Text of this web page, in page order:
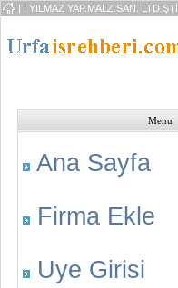
| | YILMAZ YAP.MALZ.SAN. LTD.ŞTİ.
Menu
Ana Sayfa
Firma Ekle
Uye Girisi